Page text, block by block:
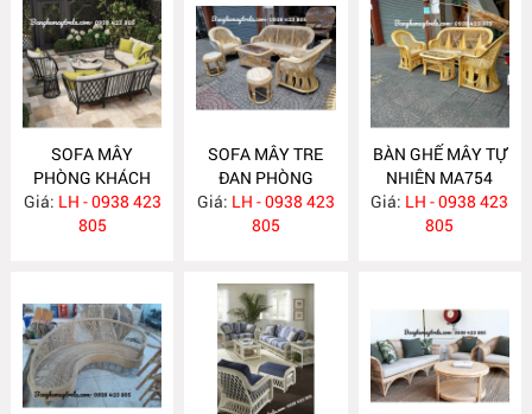
SOFA MÂY
PHÒNG KHÁCH
MA760
Giá: LH - 0938 423
805
SOFA MÂY TRE
ĐAN PHÒNG
KHÁCH MA755
Giá: LH - 0938 423
805
BÀN GHẾ MÂY TỰ
NHIÊN MA754
Giá: LH - 0938 423
805